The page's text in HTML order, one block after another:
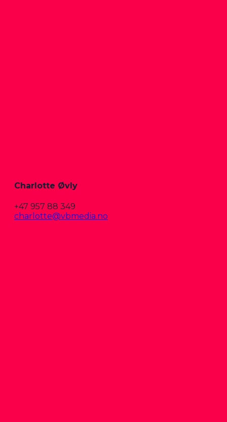
Charlotte Øvly
+47 957 88 349
charlotte@vbmedia.no